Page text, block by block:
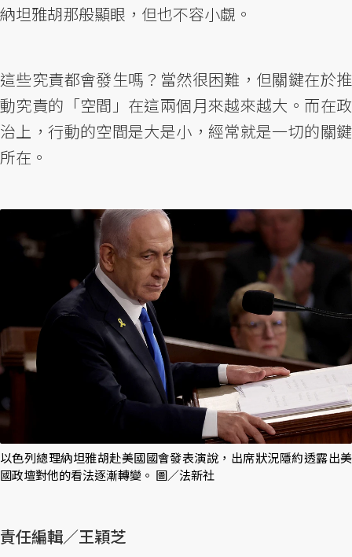
納坦雅胡那般顯眼，但也不容小覷。
這些究責都會發生嗎？當然很困難，但關鍵在於推
動究責的「空間」在這兩個月來越來越大。而在政
治上，行動的空間是大是小，經常就是一切的關鍵
所在。
以色列總理納坦雅胡赴美國國會發表演說，出席狀況隱約透露出美
國政壇對他的看法逐漸轉變。 圖／法新社
責任編輯／王穎芝